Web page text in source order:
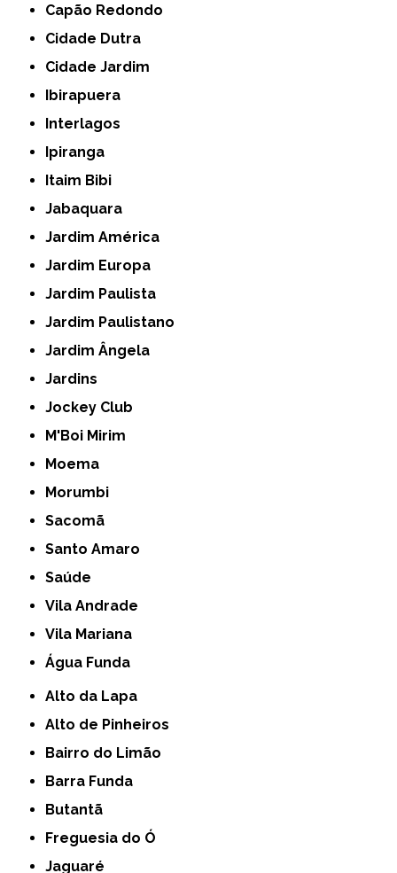
Capão Redondo
Cidade Dutra
Cidade Jardim
Ibirapuera
Interlagos
Ipiranga
Itaim Bibi
Jabaquara
Jardim América
Jardim Europa
Jardim Paulista
Jardim Paulistano
Jardim Ângela
Jardins
Jockey Club
M'Boi Mirim
Moema
Morumbi
Sacomã
Santo Amaro
Saúde
Vila Andrade
Vila Mariana
Água Funda
Alto da Lapa
Alto de Pinheiros
Bairro do Limão
Barra Funda
Butantã
Freguesia do Ó
Jaguaré